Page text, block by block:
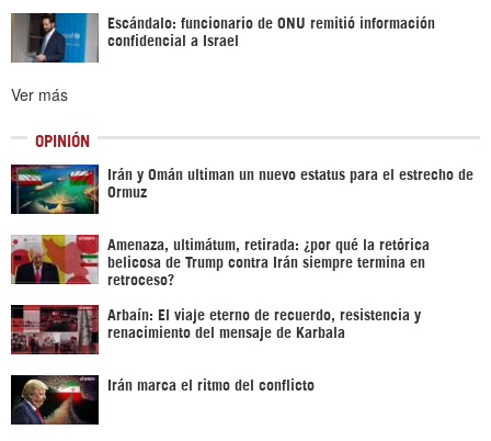
Escándalo: funcionario de ONU remitió información
confidencial a Israel
Ver más
OPINIÓN
Irán y Omán ultiman un nuevo estatus para el estrecho de
Ormuz
Amenaza, ultimátum, retirada: ¿por qué la retórica
belicosa de Trump contra Irán siempre termina en
retroceso?
Arbaín: El viaje eterno de recuerdo, resistencia y
renacimiento del mensaje de Karbala
Irán marca el ritmo del conflicto